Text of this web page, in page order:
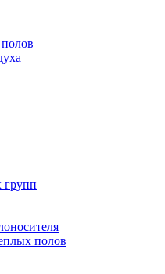
групп
полов